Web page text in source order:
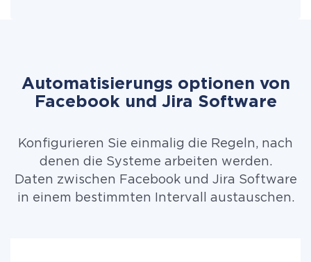
Automatisierungs optionen von
Facebook und Jira Software
Konfigurieren Sie einmalig die Regeln, nach
denen die Systeme arbeiten werden.
Daten zwischen Facebook und Jira Software
in einem bestimmten Intervall austauschen.